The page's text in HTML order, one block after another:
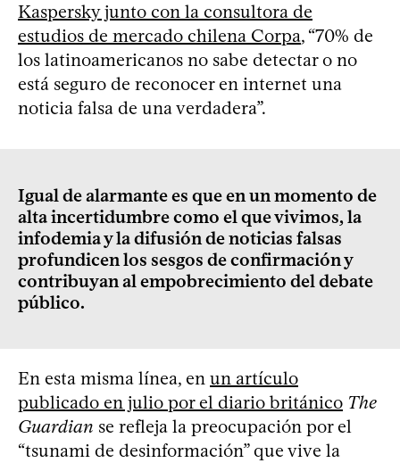
Kaspersky junto con la consultora de
estudios de mercado chilena Corpa, “70% de
los latinoamericanos no sabe detectar o no
está seguro de reconocer en internet una
noticia falsa de una verdadera”.
Igual de alarmante es que en un momento de
alta incertidumbre como el que vivimos, la
infodemia y la difusión de noticias falsas
profundicen los sesgos de confirmación y
contribuyan al empobrecimiento del debate
público.
En esta misma línea, en un artículo
publicado en julio por el diario británico The
Guardian se refleja la preocupación por el
“tsunami de desinformación” que vive la